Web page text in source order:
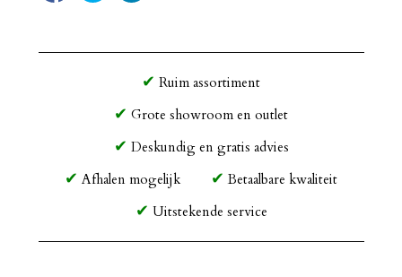
Ruim assortiment
Grote showroom en outlet
Deskundig en gratis advies
Afhalen mogelijk
Betaalbare kwaliteit
Uitstekende service